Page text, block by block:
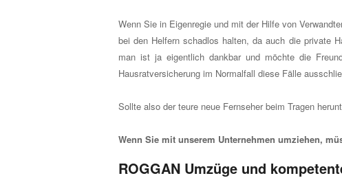
Wenn Sie in Eigenregie und mit der Hilfe von
bei den Helfern schadlos halten, da auch die private
man ist ja eigentlich dankbar und möchte die
Hausratversicherung im Normalfall diese Fälle
Sollte also der teure neue Fernseher beim Tragen
Wenn Sie mit unserem Unternehmen umziehen,
ROGGAN Umzüge und